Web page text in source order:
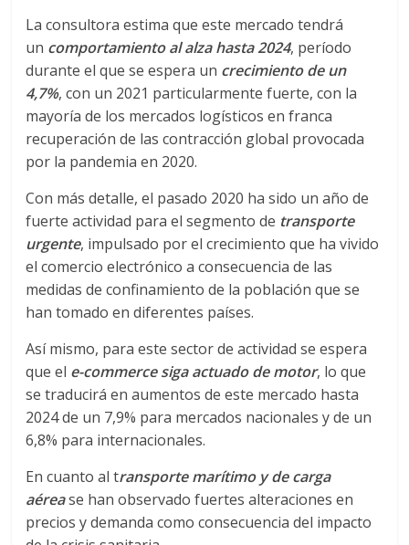
n
a
–
T
r
a
n
s
p
o
La consultora estima que este mercado tendrá
un comportamiento al alza hasta 2024, período
durante el que se espera un crecimiento de un
4,7%, con un 2021 particularmente fuerte, con la
mayoría de los mercados logísticos en franca
recuperación de las contracción global provocada
por la pandemia en 2020.
Con más detalle, el pasado 2020 ha sido un año de
fuerte actividad para el segmento de transporte
urgente, impulsado por el crecimiento que ha vivido
el comercio electrónico a consecuencia de las
medidas de confinamiento de la población que se
han tomado en diferentes países.
Así mismo, para este sector de actividad se espera
que el e-commerce siga actuado de motor, lo que
se traducirá en aumentos de este mercado hasta
2024 de un 7,9% para mercados nacionales y de un
6,8% para internacionales.
En cuanto al transporte marítimo y de carga
aérease han observado fuertes alteraciones en
precios y demanda como consecuencia del impacto